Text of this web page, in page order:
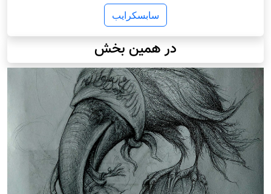
سابسکرایب
در همین بخش